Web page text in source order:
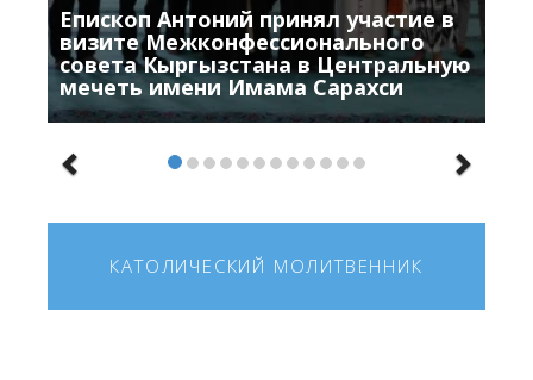
Епископ Антоний принял участие в
визите Межконфессионального
совета Кыргызстана в Центральную
мечеть имени Имама Сарахси
КАТОЛИЧЕСКИЙ МОЛИТВЕННИК